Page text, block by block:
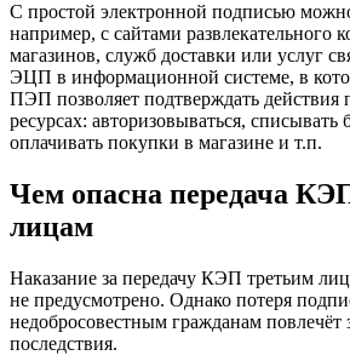
С простой электронной подписью
например, с сайтами развлекательного
магазинов, служб доставки или услуг
ЭЦП в информационной системе, в
ПЭП позволяет подтверждать действия
ресурсах: авторизовываться, списывать
оплачивать покупки в магазине и т.п.
Чем опасна передача
лицам
Наказание за передачу КЭП третьим
не предусмотрено. Однако потеря
недобросовестным гражданам повлечёт
последствия.